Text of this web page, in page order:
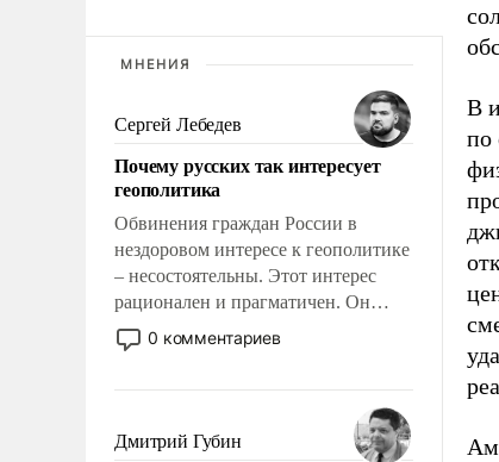
МНЕНИЯ
Сергей Лебедев
Почему русских так интересует
геополитика
Обвинения граждан России в
нездоровом интересе к геополитике
– несостоятельны. Этот интерес
рационален и прагматичен. Он
обусловлен тысячелетним опытом
выживания в крайне непростых
знанием, что мировая политика
имеет свойство заявляться на порог
0 комментариев
Дмитрий Губин
В
по